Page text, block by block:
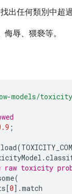
出任何類別中超
辱、猥褻等。
models/
;
load(
.
raw toxicity
(
[0].match